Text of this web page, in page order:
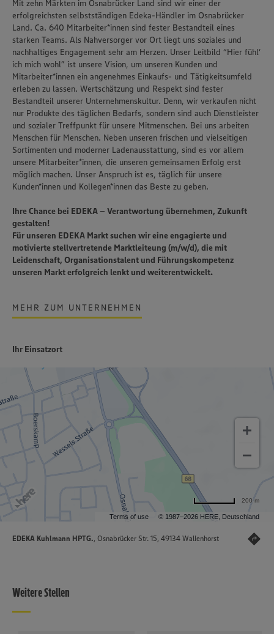
Mit zehn Märkten im Osnabrücker Land sind wir einer der
erfolgreichsten selbstständigen Edeka-Händler im Osnabrücker
Land. Ca. 640 Mitarbeiter*innen sind fester Bestandteil eines
starken Teams. Als Nahversorger vor Ort liegt uns soziales und
nachhaltiges Engagement sehr am Herzen. Unser Leitbild “Hier fühl‘
ich mich wohl” ist unsere Vision, um unseren Kunden und
Mitarbeiter*innen ein angenehmes Einkaufs- und Tätigkeitsumfeld
erleben zu lassen. Wertschätzung und Respekt sind fester
Bestandteil unserer Unternehmenskultur. Denn, wir verkaufen nicht
nur Produkte des täglichen Bedarfs, sondern sind auch Dienstleister
und sozialer Treffpunkt für unsere Mitmenschen. Bei uns arbeiten
Menschen für Menschen. Neben unseren frischen und vielseitigen
Sortimenten und moderner Ladenausstattung, sind es vor allem
unsere Mitarbeiter*innen, die unseren gemeinsamen Erfolg erst
möglich machen. Unser Anspruch ist es, täglich für unsere
Kunden*innen und Kollegen*innen das Beste zu geben.
Ihre Chance bei EDEKA – Verantwortung übernehmen, Zukunft
gestalten!
Für unseren EDEKA Markt suchen wir eine engagierte und
motiviertestellvertretende Marktleiteung (m/w/d), die mit
Leidenschaft, Organisationstalent und Führungskompetenz
unseren Markt erfolgreich lenkt und weiterentwickelt.
MEHR ZUM UNTERNEHMEN
Ihr Einsatzort
Terms of use © 1987–2026 HERE, Deutschland
200 m
EDEKA Kuhlmann HPTG., Osnabrücker Str. 15, 49134 Wallenhorst
Weitere Stellen